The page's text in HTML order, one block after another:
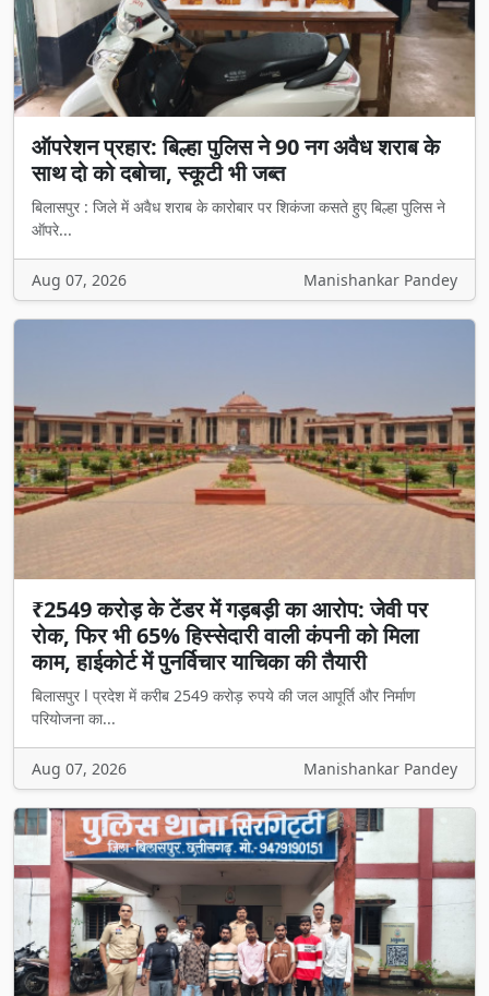
ऑपरेशन प्रहार: बिल्हा पुलिस ने 90 नग अवैध शराब के
साथ दो को दबोचा, स्कूटी भी जब्त
बिलासपुर : जिले में अवैध शराब के कारोबार पर शिकंजा कसते हुए बिल्हा पुलिस ने
ऑपरे...
Aug 07, 2026 Manishankar Pandey
₹2549 करोड़ के टेंडर में गड़बड़ी का आरोप: जेवी पर
रोक, फिर भी 65% हिस्सेदारी वाली कंपनी को मिला
काम, हाईकोर्ट में पुनर्विचार याचिका की तैयारी
बिलासपुर l प्रदेश में करीब 2549 करोड़ रुपये की जल आपूर्ति और निर्माण
परियोजना का...
Aug 07, 2026 Manishankar Pandey